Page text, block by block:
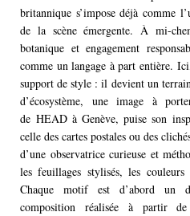
britannique s’impose déjà comme
de la scène émergente. À mi-
botanique et engagement
comme un langage à part entière.
support de style : il devient un
d’écosystème, une image à
deHEAD à Genève, puise son
celle des cartes postales ou des
d’une observatrice curieuse et
les feuillages stylisés, les couleurs
Chaque motif est d’abord un
composition réalisée à partir de